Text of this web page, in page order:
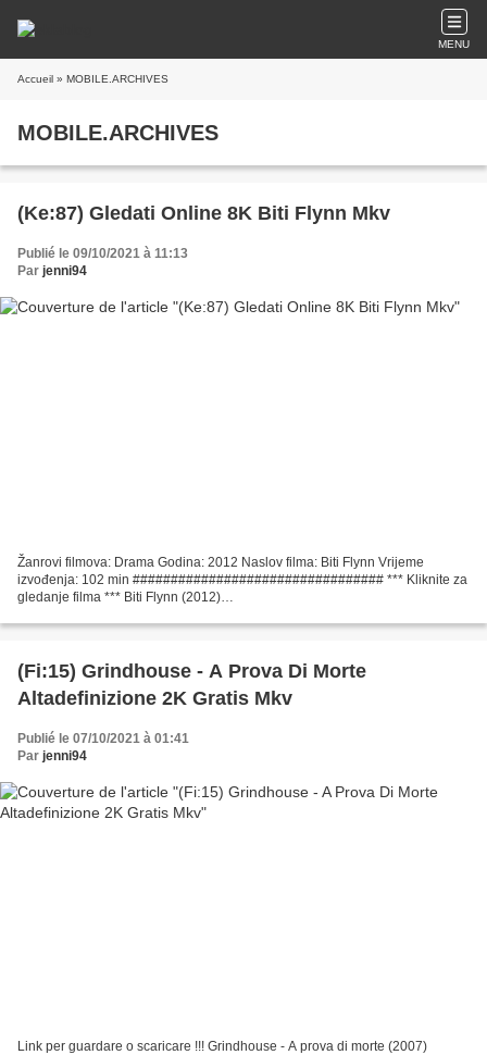
MENU
Accueil » MOBILE.ARCHIVES
MOBILE.ARCHIVES
(Ke:87) Gledati Online 8K Biti Flynn Mkv
Publié le 09/10/2021 à 11:13
Par jenni94
Žanrovi filmova: Drama Godina: 2012 Naslov filma: Biti Flynn Vrijeme
izvođenja: 102 min ################################# *** Kliknite za
gledanje filma *** Biti Flynn (2012)
glumci: Paul...
(Fi:15) Grindhouse - A Prova Di Morte
Altadefinizione 2K Gratis Mkv
Publié le 07/10/2021 à 01:41
Par jenni94
Link per guardare o scaricare !!! Grindhouse - A prova di morte (2007)